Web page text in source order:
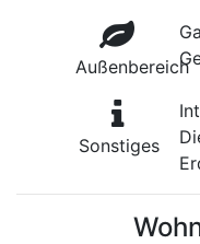
Außenbereich
Sonstiges